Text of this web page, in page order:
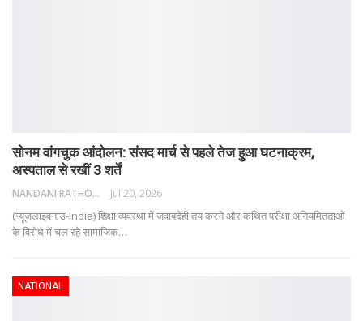
सोनम वांगचुक आंदोलन: संसद मार्च से पहले तेज हुआ घटनाक्रम,
अस्पताल से रखीं 3 शर्तें
NANDANI RATHORE Jul 20, 2026
(न्यूज़लाइवनाउ-India) शिक्षा व्यवस्था में जवाबदेही तय करने और कथित परीक्षा अनियमितताओं
के विरोध में चल रहे सामाजिक…
NATIONAL